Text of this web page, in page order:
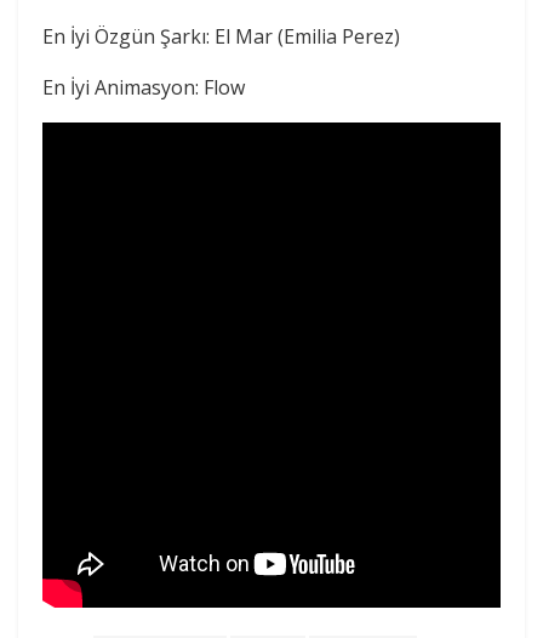
En İyi Özgün Şarkı: El Mar (Emilia Perez)
En İyi Animasyon: Flow